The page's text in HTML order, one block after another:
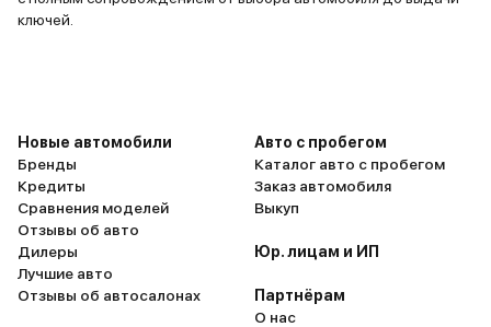
1 292 000 ₽
1 033 600 ₽
LADA • Iskra
ПТС В наличии
Синий "Капитан" металлик
и еще 41 опция
ключей.
Новые автомобили
Бренды
Кредиты
Сравнения моделей
Отзывы об авто
Дилеры
Лучшие авто
Отзывы об автосалонах
Авто с пробегом
Каталог авто с пробегом
Заказ автомобиля
Выкуп
Юр. лицам и ИП
Партнёрам
О нас